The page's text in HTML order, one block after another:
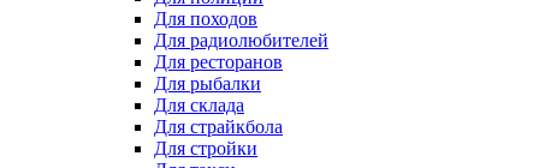
Для походов
Для радиолюбителей
Для ресторанов
Для рыбалки
Для склада
Для страйкбола
Для стройки